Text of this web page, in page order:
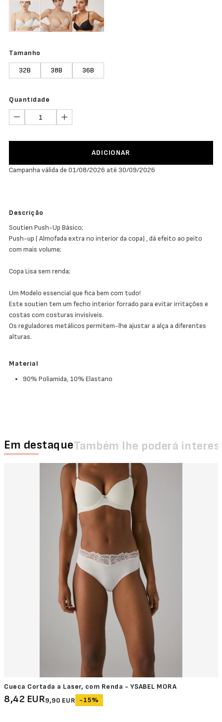
Tamanho
32B 38B 36B
Quantidade
ADICIONAR
Campanha válida de 01/08/2026 até 30/09/2026
Descrição
Soutien Push-Up Básico;
Push-up ( Almofada extra no interior da copa) , dá efeito ao peito
com mais volume;
Copa Lisa sem renda;
Um Modelo essencial que fica bem com tudo!
Este soutien tem um fecho interior forrado para evitar irritações e
costas com costuras invisíveis.
Os reguladores metálicos permitem-lhe ajustar a alça a diferentes
alturas.
Material
90% Poliamida, 10% Elastano
Em destaqueTambém lhe poderá
Cueca Cortada a Laser, com Renda - YSABEL MORA
8,42 EUR9,90 EUR -15%